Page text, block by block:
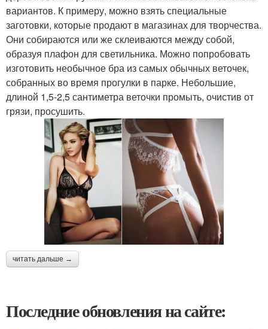
вариантов. К примеру, можно взять специальные
заготовки, которые продают в магазинах для творчества.
Они собираются или же склеиваются между собой,
образуя плафон для светильника. Можно попробовать
изготовить необычное бра из самых обычных веточек,
собранных во время прогулки в парке. Небольшие,
длиной 1,5-2,5 сантиметра веточки промыть, очистив от
грязи, просушить.
читать дальше →
Последние обновления на сайте: